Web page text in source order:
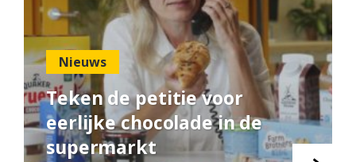
Nieuws
Teken de petitie voor
eerlijke chocolade in de
supermarkt